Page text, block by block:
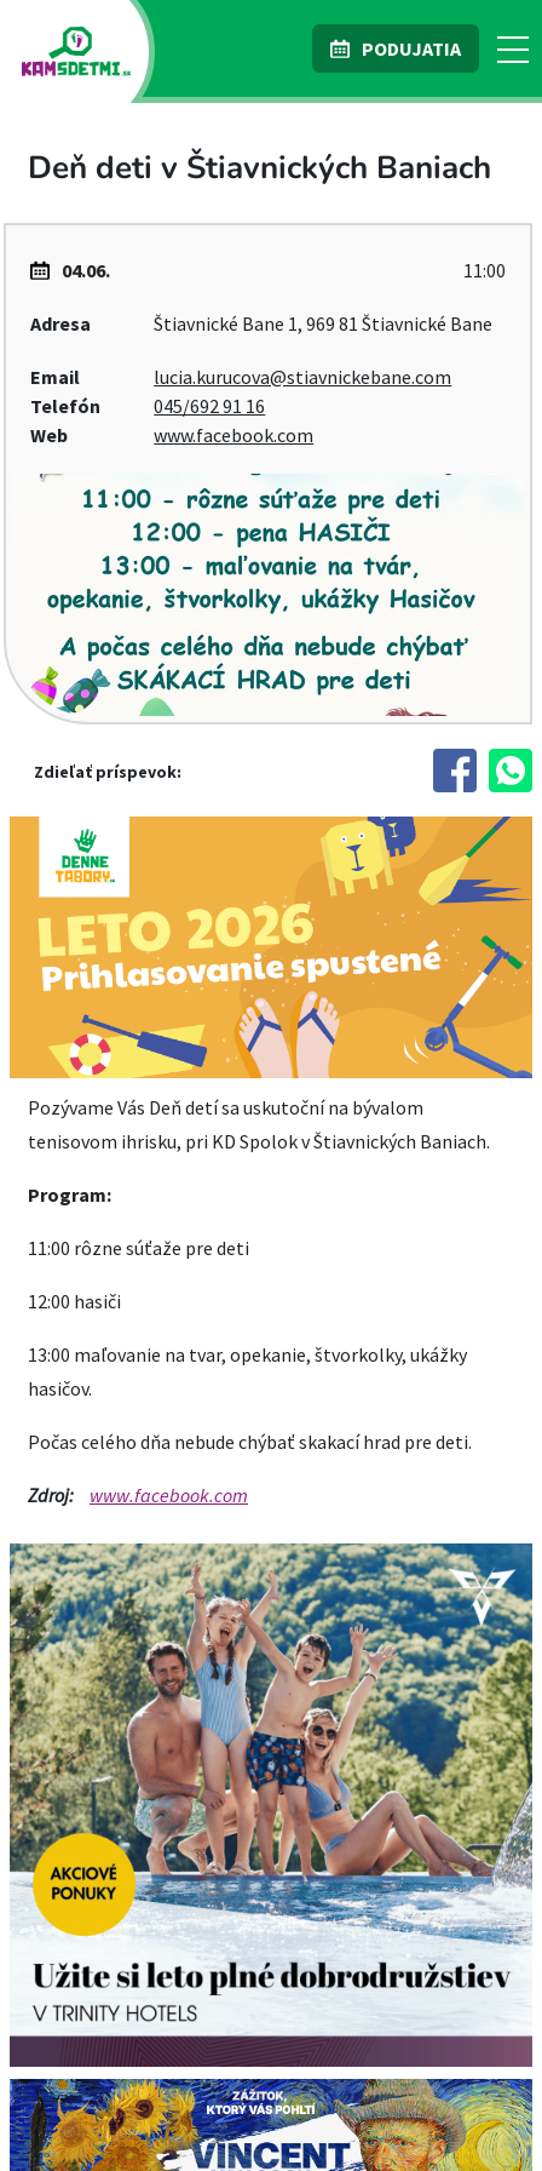
PODUJATIA
Deň deti v Štiavnických Baniach
04.06. 11:00
Adresa Štiavnické Bane 1, 969 81 Štiavnické Bane
Email
lucia.kurucova@stiavnickebane.com
Telefón
045/692 91 16
Web
www.facebook.com
Zdieľať príspevok:
Pozývame Vás Deň detí sa uskutoční na bývalom
tenisovom ihrisku, pri KD Spolok v Štiavnických Baniach.
Program:
11:00 rôzne súťaže pre deti
12:00 hasiči
13:00 maľovanie na tvar, opekanie, štvorkolky, ukážky
hasičov.
Počas celého dňa nebude chýbať skakací hrad pre deti.
Zdroj: www.facebook.com